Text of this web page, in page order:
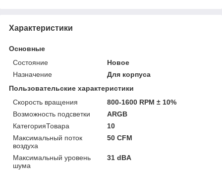
Характеристики
Основные
Состояние
Новое
Назначение
Для корпуса
Пользовательские характеристики
Cкорость вращения
800-1600 RPM ± 10%
Возможность подсветки
ARGB
КатегорияТовара
10
Максимальный поток
воздуха
50 CFM
Максимальный уровень
шума
31 dBA